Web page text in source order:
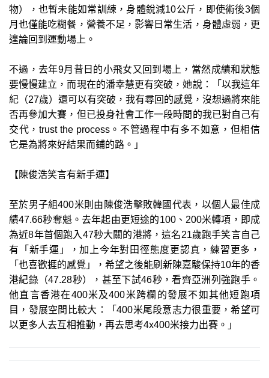
物），也暫未能如常訓練，身體銳減10公斤，即使術後3個
月也僅能吃糊餐，營養不足，影響日常生活，身體虛弱，更
遑論回到運動場上。
不過，去年9月昔日的小飛女又回到場上，當然成績和狀態
要慢慢建立，而現在的潘幸慧更有突破，她說：「以我這年
紀（27歲）還可以有突破，我有尋回的感覺，沒想過將來能
否再參加大賽，但已投身社會工作一段時間的我已對自己有
交代，trust the process。不管過程中有多不如意，但相信
它是為將來好結果而鋪的路。」
【陳俊浩笑言有新手運】
至於男子組400米則由陳俊浩擊敗韓國代表，以個人最佳成
績47.66秒奪魁。去年起由更短途的100、200米轉項，即成
為近8年首個跑入47秒大關的港將，這名21歲跑手笑言自己
有「新手運」，加上今年對田徑態度更認真，練習更多，
「也喜歡捱的感覺」，希望之後能刷新陳嘉駿保持10年的香
港紀錄（47.28秒），甚至下試46秒，看齊亞洲列強跑手。
他直言香港在400米及400米跨欄的發展不如其他短跑項
目，發展空間比較大：「400米尾段意志力很重要，希望可
以更多人去互相推動，再去思考4x400米接力出賽。」